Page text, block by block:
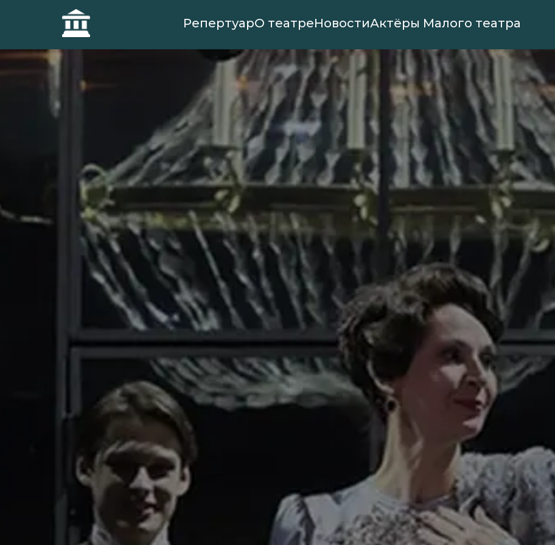
РепертуарО театреНовостиАктёры Малого театра